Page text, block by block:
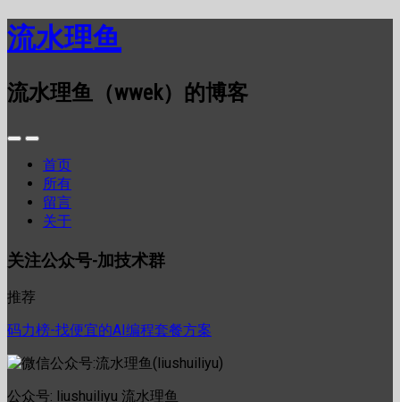
流水理鱼
流水理鱼（wwek）的博客
首页
所有
留言
关于
关注公众号-加技术群
推荐
码力榜-找便宜的AI编程套餐方案
公众号: liushuiliyu 流水理鱼